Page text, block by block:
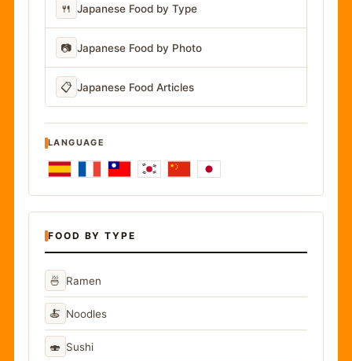
🍴 Japanese Food by Type
📷 Japanese Food by Photo
📋 Japanese Food Articles
LANGUAGE
FOOD BY TYPE
🍜 Ramen
🍝 Noodles
🍣 Sushi